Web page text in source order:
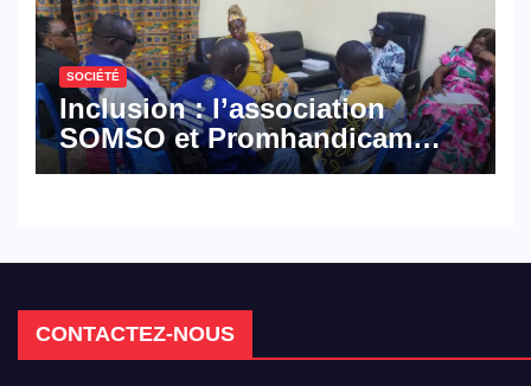
SOCIÉTÉ
Inclusion : l’association
SOMSO et Promhandicam
militent en faveur d’une
CONTACTEZ-NOUS